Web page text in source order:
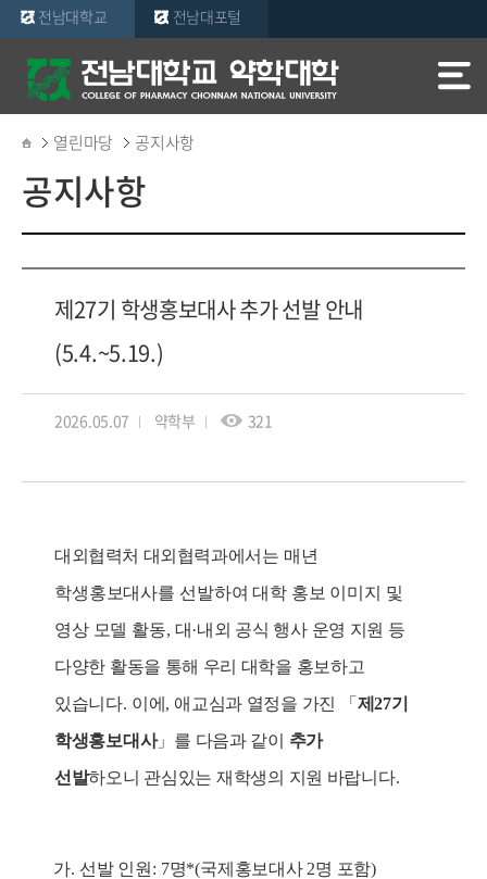
전남대학교 전남대포털
열린마당 공지사항
공지사항
제27기 학생홍보대사 추가 선발 안내
(5.4.~5.19.)
2026.05.07 약학부 321
대외협력처 대외협력과에서는 매년
학생홍보대사를 선발하여 대학 홍보 이미지 및
영상 모델 활동, 대·내외 공식 행사 운영 지원 등
다양한 활동을 통해 우리 대학을 홍보하고
있습니다. 이에 , 애교심과 열정을 가진 「 제27기
학생홍보대사」 를 다음과 같이 추가
선발하오니 관심있는 재학생의 지원 바랍니다.
가. 선발 인원 : 7명*(국제홍보대사 2명 포함)